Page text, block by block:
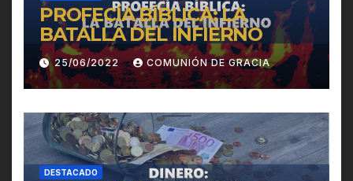
PROFECÍA BÍBLICA: LA
BATALLA DEL INFIERNO
25/06/2022 COMUNIÓN DE GRACIA
DESTACADO